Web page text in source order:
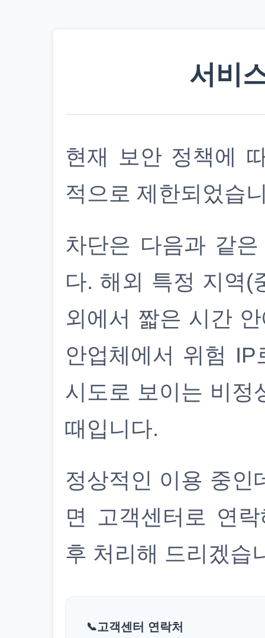
서비
현재 보안 정책에
적으로 제한되었습
차단은 다음과 같
다. 해외 특정 지역(
외에서 짧은 시간
안업체에서 위험
시도로 보이는 비정
때입니다.
정상적인 이용 중인
면 고객센터로 연
후 처리해 드리겠습
고객센터 연락처